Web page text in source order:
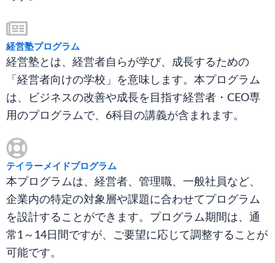
経営塾プログラム
経営塾とは、経営者自らが学び、成長するための
「経営者向けの学校」を意味します。本プログラム
は、ビジネスの改善や成長を目指す経営者・CEO専
用のプログラムで、6科目の講義が含まれます。
テイラーメイドプログラム
本プログラムは、経営者、管理職、一般社員など、
企業内の特定の対象層や課題に合わせてプログラム
を設計することができます。プログラム期間は、通
常1～14日間ですが、ご要望に応じて調整することが
可能です。